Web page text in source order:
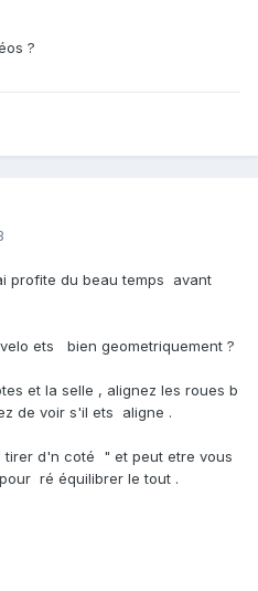
?
profite du beau temps avant
ets bien geometriquement ?
et la selle , alignez les roues b
de voir s'il ets aligne .
tirer d'n coté " et peut etre vous
ré équilibrer le tout .